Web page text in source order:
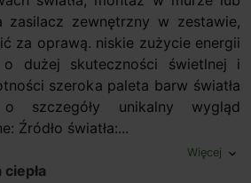
zasilacz zewnętrzny w zestawie,
za oprawą. niskie zużycie energii
dużej skuteczności świetlnej i
szeroka paleta barw światła
szczegóły unikalny wygląd
Źródło światła:...
Więcej expand_more
ciepła